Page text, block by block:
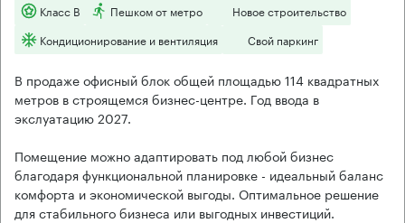
Класс B Пешком от метро
Новое строительство
Кондиционирование и вентиляция
Свой паркинг
В продаже офисный блок общей площадью 114 квадратных
метров в строящемся бизнес-центре. Год ввода в
экслуатацию 2027.
Помещение можно адаптировать под любой бизнес
благодаря функциональной планировке - идеальный баланс
комфорта и экономической выгоды. Оптимальное решение
для стабильного бизнеса или выгодных инвестиций.